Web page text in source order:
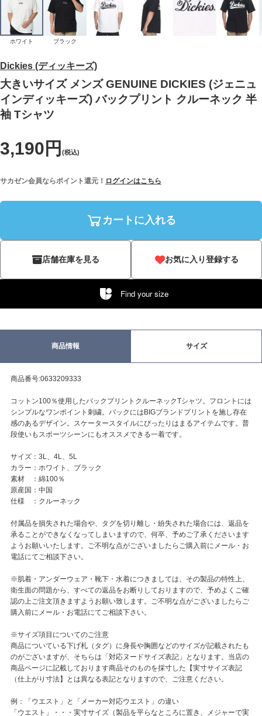
Dickies (ディッキーズ)
大きいサイズ メンズ GENUINE DICKIES (ジェニュ
インディッキーズ) バックプリント クルーネック 半
袖 Tシャツ
3,190円 (税込)
サカゼン会員ならポイント還元！ ログインはこちら
カートに入れる
店舗在庫を見る お気に入り登録する
Find your size
ホワイト ブラック
商品情報 サイズ
商品番号:0633209333
コットン100％使用したバックプリントクルーネックTシャツ。フロントには
シンプルなワンポイント刺繍。バックにはBIGブランドプリントを施し存在
感のあるデザイン。スケータースタイルにぴったりはまるアイテムです。普
段使いもスポーツシーンにもオススメできる一着です。
サイズ：3L、4L、5L
カラー：ホワイト、ブラック
素材 ：綿100％
原産国：中国
仕様 ：クルーネック
付属品を損失された場合や、タグを切り離し・紛失された場合には、返品を
承ることができなくなってしまいますので、何卒、予めご了承くださいます
ようお願いいたします。ご不明な点がございましたらご購入前にメール・お
電話にてご相談下さい。
※肌着・アンダーウェア・靴下・水着につきましては、その製品の特性上、
衛生面の問題から、すべての返品をお断りしておりますので、予めよくご確
認の上ご注文頂きますようお願い致します。ご不明な点がございましたらご
購入前にメール・お電話にてご相談下さい。
※サイズ項目についてのご注意
商品についている下げ札（タグ）に身長や胸囲などのサイズが記載されたも
のがございますが、そちらは「対応ヌードサイズ表記」となります。当店の
商品ページに記載しております商品そのものを採寸した【実寸サイズ表記
（仕上がり寸法】とは異なる表記となりますので、ご注意ください。
例：「ウエスト」と「メーカー対応ウエスト」の違い
「ウエスト」・・・実寸サイズ（製品を平らなところに置き、メジャーで実